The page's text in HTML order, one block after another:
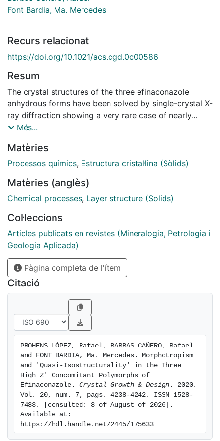
Font Bardia, Ma. Mercedes
Recurs relacionat
https://doi.org/10.1021/acs.cgd.0c00586
Resum
The crystal structures of the three efinaconazole
anhydrous forms have been solved by single-crystal X-
ray diffraction showing a very rare case of nearly
isostructural polymorphism. The analysis of their
'quasi-isostructural' polymorphs and are
morphotropically related to form II. The identical
explain the concomitant polymorphism phenomenon
observed for this important active pharmaceutical
Més...
Matèries
Processos químics, Estructura cristal·lina (Sòlids)
Matèries (anglès)
Chemical processes, Layer structure (Solids)
Col·leccions
Articles publicats en revistes (Mineralogia, Petrologia i
Geologia Aplicada)
Pàgina completa de l'ítem
Citació
PROHENS LÓPEZ, Rafael, BARBAS CAÑERO, Rafael
and FONT BARDIA, Ma. Mercedes. Morphotropism
and 'Quasi-Isostructurality' in the Three
High Z′ Concomitant Polymorphs of
Efinaconazole. Crystal Growth & Design . 2020.
Vol. 20, num. 7, pags. 4238-4242. ISSN 1528-
7483. [consulted: 8 of August of 2026].
Available at:
https://hdl.handle.net/2445/175633